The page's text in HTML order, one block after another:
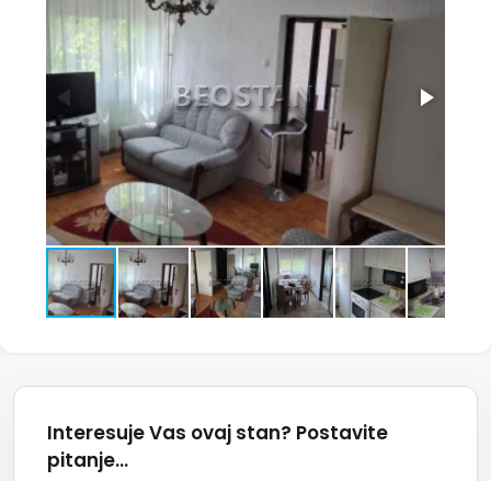
Interesuje Vas ovaj stan? Postavite
pitanje...